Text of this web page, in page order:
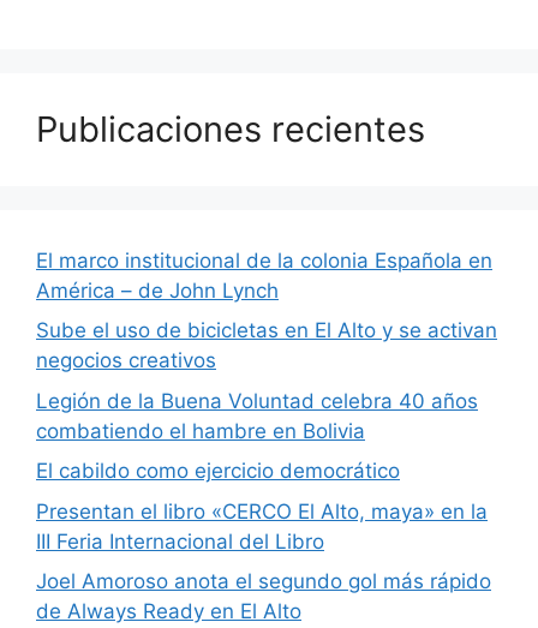
Publicaciones recientes
El marco institucional de la colonia Española en
América – de John Lynch
Sube el uso de bicicletas en El Alto y se activan
negocios creativos
Legión de la Buena Voluntad celebra 40 años
combatiendo el hambre en Bolivia
El cabildo como ejercicio democrático
Presentan el libro «CERCO El Alto, maya» en la
III Feria Internacional del Libro
Joel Amoroso anota el segundo gol más rápido
de Always Ready en El Alto